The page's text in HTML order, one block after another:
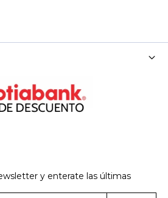
y enterate las últimas